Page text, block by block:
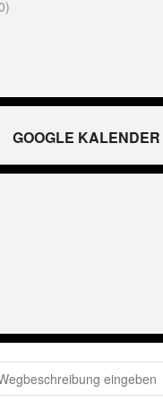
GOOGLE KALENDER
- Peter Wackel LIVE im